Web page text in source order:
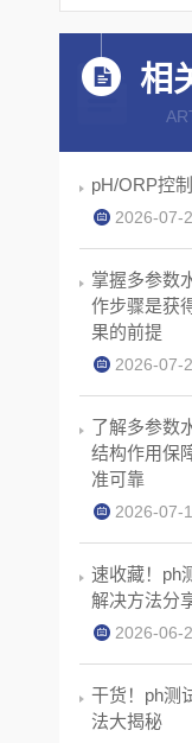
相
pH/ORP控
2026-07-
掌握多参数
作步骤是获
果的前提
2026-07-
了解多参数
结构作用保
准可靠
2026-07-
速收藏！ph
解决方法分
2026-06-
干货！ph测
法大揭秘